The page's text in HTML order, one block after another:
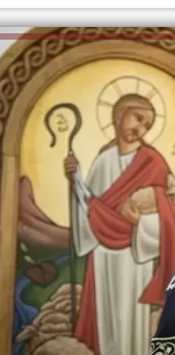
إلهام شرشر تكتب: دي مبقتش كورة..
دي سياسة